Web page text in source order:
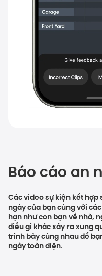
Báo cáo an
Các video sự kiện kết hợp
ngày của bạn cùng với
hạn như con bạn về nhà,
điều gì khác xảy ra xung
trình bày cùng nhau để
ngày toàn diện.